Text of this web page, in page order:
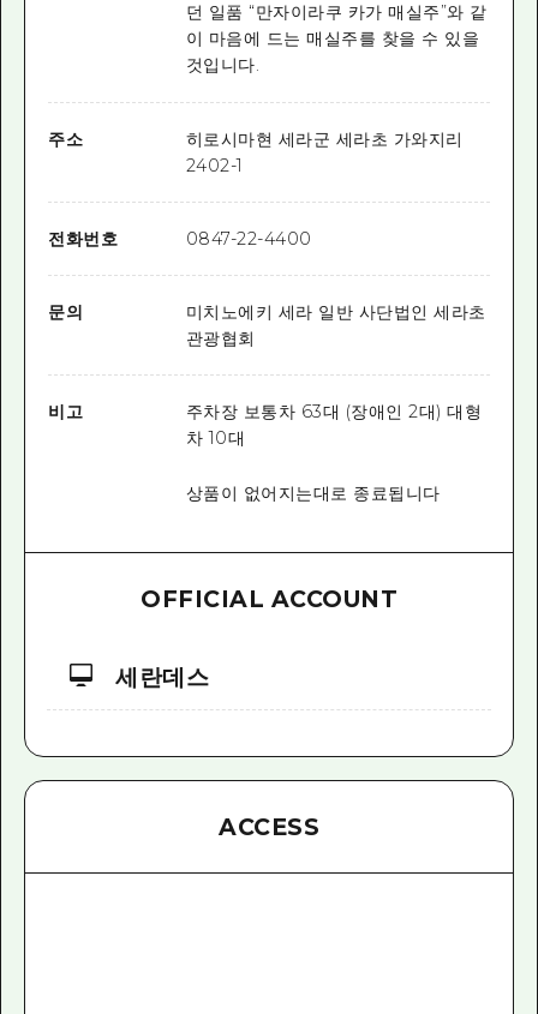
던 일품 “만자이라쿠 카가 매실주”와 같
이 마음에 드는 매실주를 찾을 수 있을
것입니다.
주소
히로시마현 세라군 세라초 가와지리
2402-1
전화번호 0847-22-4400
문의
미치노에키 세라 일반 사단법인 세라초
관광협회
비고
주차장 보통차 63대 (장애인 2대) 대형
차 10대
상품이 없어지는대로 종료됩니다
OFFICIAL ACCOUNT
세란데스
ACCESS